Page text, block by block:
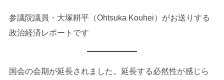
参議院議員・大塚耕平（Ohtsuka Kouhei）がお送りする
政治経済レポートです
国会の会期が延長されました。延長する必然性が感じら